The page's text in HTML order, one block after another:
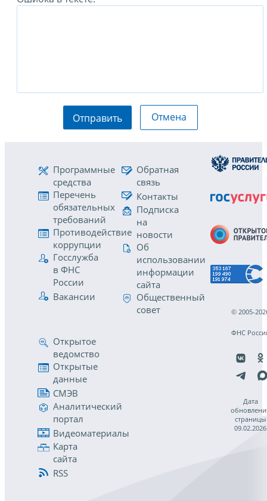
Отправить Отмена
Программные
средства
Перечень
обязательных
требований
Противодействие
коррупции
Госслужба
в ФНС
России
Вакансии
Обратная
связь
Контакты
Подписка
на
новости
Об
использовании
информации
сайта
Общественный
совет
Открытое
ведомство
Открытые
данные
СМЭВ
Аналитический
портал
Видеоматериалы
Карта
сайта
RSS
© 2005-
ФНС
Дата
страницы
09.02.2026